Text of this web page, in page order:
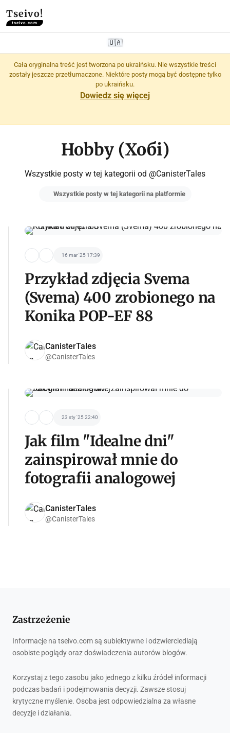
Tseivo!
tseivo.com
🇺🇦
Cała oryginalna treść jest tworzona po ukraińsku. Nie wszystkie treści
zostały jeszcze przetłumaczone. Niektóre posty mogą być dostępne tylko
po ukraińsku.
Dowiedz się więcej
Hobby (Хобі)
Wszystkie posty w tej kategorii od @CanisterTales
Wszystkie posty w tej kategorii na platformie
16 mar '25 17:39
Przykład zdjęcia Svema
(Svema) 400 zrobionego na
Konika POP-EF 88
CanisterTales
@CanisterTales
23 sty '25 22:40
Jak film "Idealne dni"
zainspirował mnie do
fotografii analogowej
CanisterTales
@CanisterTales
Zastrzeżenie
Informacje na tseivo.com są subiektywne i odzwierciedlają
osobiste poglądy oraz doświadczenia autorów blogów.
Korzystaj z tego zasobu jako jednego z kilku źródeł informacji
podczas badań i podejmowania decyzji. Zawsze stosuj
krytyczne myślenie. Osoba jest odpowiedzialna za własne
decyzje i działania.